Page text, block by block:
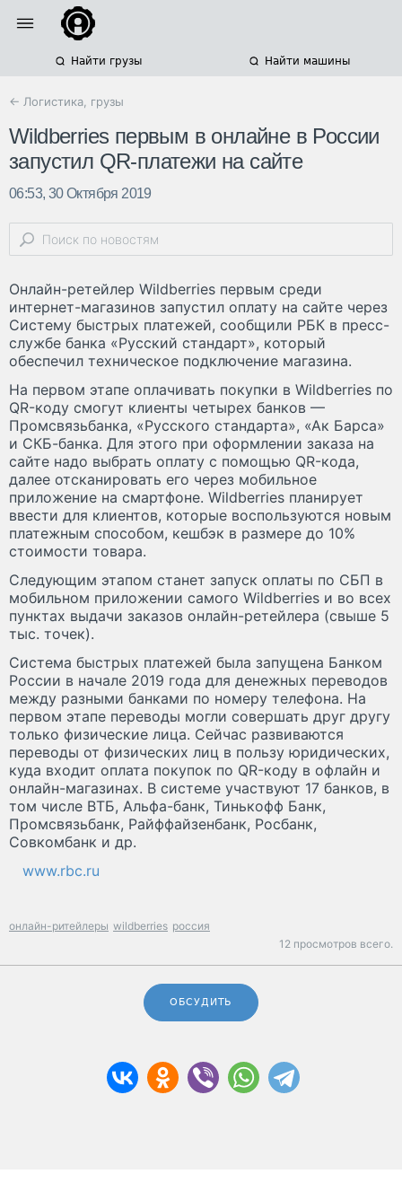
Найти грузы Найти машины
← Логистика, грузы
Wildberries первым в онлайне в России
запустил QR-платежи на сайте
06:53, 30 Октября 2019
Онлайн-ретейлер Wildberries первым среди
интернет-магазинов запустил оплату на сайте через
Систему быстрых платежей, сообщили РБК в пресс-
службе банка «Русский стандарт», который
обеспечил техническое подключение магазина.
На первом этапе оплачивать покупки в Wildberries по
QR-коду смогут клиенты четырех банков —
Промсвязьбанка, «Русского стандарта», «Ак Барса»
и СКБ-банка. Для этого при оформлении заказа на
сайте надо выбрать оплату с помощью QR-кода,
далее отсканировать его через мобильное
приложение на смартфоне. Wildberries планирует
ввести для клиентов, которые воспользуются новым
платежным способом, кешбэк в размере до 10%
стоимости товара.
Следующим этапом станет запуск оплаты по СБП в
мобильном приложении самого Wildberries и во всех
пунктах выдачи заказов онлайн-ретейлера (свыше 5
тыс. точек).
Система быстрых платежей была запущена Банком
России в начале 2019 года для денежных переводов
между разными банками по номеру телефона. На
первом этапе переводы могли совершать друг другу
только физические лица. Сейчас развиваются
переводы от физических лиц в пользу юридических,
куда входит оплата покупок по QR-коду в офлайн и
онлайн-магазинах. В системе участвуют 17 банков, в
том числе ВТБ, Альфа-банк, Тинькофф Банк,
Промсвязьбанк, Райффайзенбанк, Росбанк,
Совкомбанк и др.
www.rbc.ru
онлайн-ритейлеры wildberries россия
12 просмотров всего.
ОБСУДИТЬ